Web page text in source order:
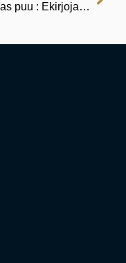
Antelias puu : Ekirjoja [EPUB, PDF]